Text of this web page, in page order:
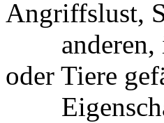
Angriffslust,
anderen, in
oder Tiere